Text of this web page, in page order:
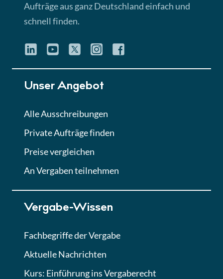
Aufträge aus ganz Deutschland einfach und
schnell finden.
Unser Angebot
Alle Ausschreibungen
Private Aufträge finden
Preise vergleichen
An Vergaben teilnehmen
Vergabe-Wissen
Fachbegriffe der Vergabe
Aktuelle Nachrichten
Kurs: Einführung ins Vergaberecht